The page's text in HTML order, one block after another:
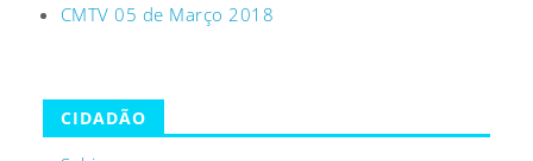
CMTV 05 de Março 2018
CIDADÃO